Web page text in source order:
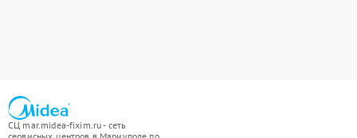
СЦ mar.midea-fixim.ru - сеть